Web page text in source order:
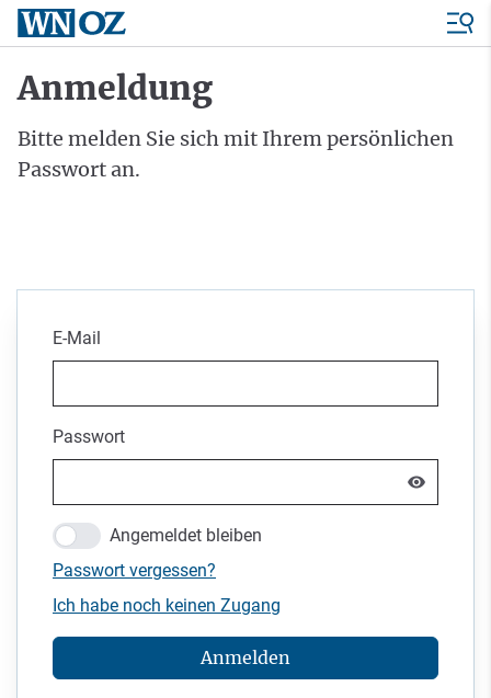
Anmeldung
Bitte melden Sie sich mit Ihrem persönlichen
Passwort an.
E-Mail
Passwort
Angemeldet bleiben
Passwort vergessen?
Ich habe noch keinen Zugang
Anmelden